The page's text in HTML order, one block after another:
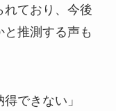
れており、今後
推測する声も
できない」